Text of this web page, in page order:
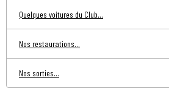
Quelques voitures du Club...
Nos restaurations...
Nos sorties...